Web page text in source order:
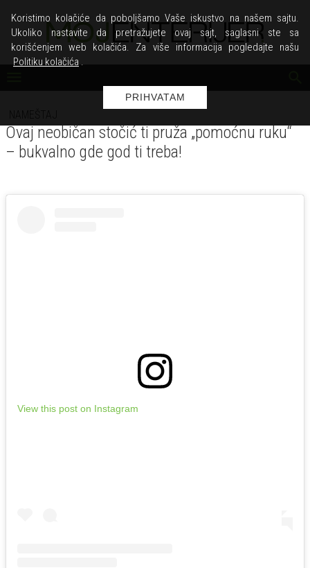
Ovaj neobičan stočić ti pruža „pomoćnu ruku“
– bukvalno gde god ti treba!
View this post on Instagram
Koristimo kolačiće da poboljšamo Vaše iskustvo na našem sajtu.
Ukoliko nastavite da pretražujete ovaj sajt, saglasni ste sa
korišćenjem web kolačića. Za više informacija pogledajte našu
Politiku kolačića .
PRIHVATAM